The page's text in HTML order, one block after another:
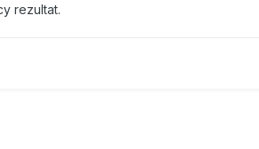
rezultat.